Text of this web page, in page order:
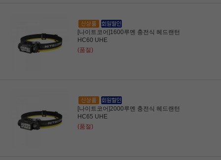
[나이트코어]1600루멘 충전식 헤드랜턴
HC60 UHE
(품절)
[나이트코어]2000루멘 충전식 헤드랜턴
HC65 UHE
(품절)